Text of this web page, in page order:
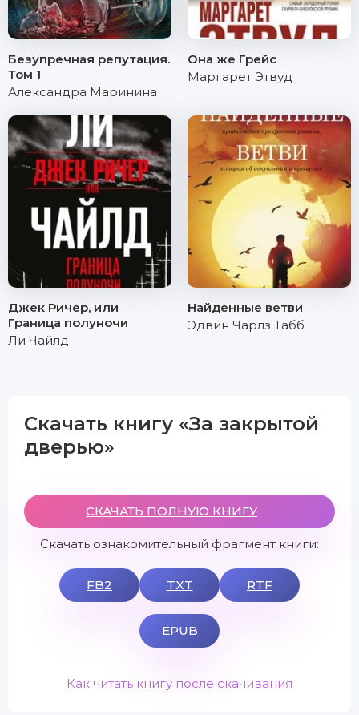
Безупречная репутация.
Том 1
Александра Маринина
Она же Грейс
Маргарет Этвуд
Джек Ричер, или
Граница полуночи
Ли Чайлд
Найденные ветви
Эдвин Чарлз Табб
Скачать книгу «За закрытой
дверью»
СКАЧАТЬ ПОЛНУЮ КНИГУ
Скачать ознакомительный фрагмент книги:
FB2 TXT RTF
EPUB
Как читать книгу после скачивания